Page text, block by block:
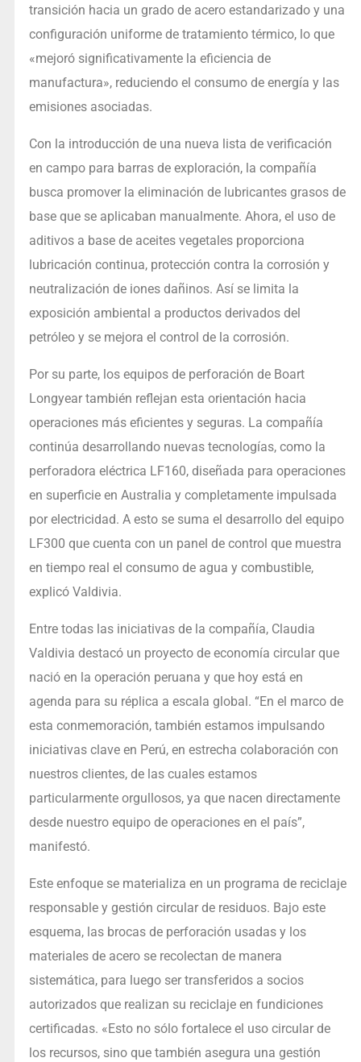
transición hacia un grado de acero estandarizado y una
configuración uniforme de tratamiento térmico, lo que
«mejoró significativamente la eficiencia de
manufactura», reduciendo el consumo de energía y las
emisiones asociadas.
Con la introducción de una nueva lista de verificación
en campo para barras de exploración, la compañía
busca promover la eliminación de lubricantes grasos de
base que se aplicaban manualmente. Ahora, el uso de
aditivos a base de aceites vegetales proporciona
lubricación continua, protección contra la corrosión y
neutralización de iones dañinos. Así se limita la
exposición ambiental a productos derivados del
petróleo y se mejora el control de la corrosión.
Por su parte, los equipos de perforación de Boart
Longyear también reflejan esta orientación hacia
operaciones más eficientes y seguras. La compañía
continúa desarrollando nuevas tecnologías, como la
perforadora eléctrica LF160, diseñada para operaciones
en superficie en Australia y completamente impulsada
por electricidad. A esto se suma el desarrollo del equipo
LF300 que cuenta con un panel de control que muestra
en tiempo real el consumo de agua y combustible,
explicó Valdivia.
Entre todas las iniciativas de la compañía, Claudia
Valdivia destacó un proyecto de economía circular que
nació en la operación peruana y que hoy está en
agenda para su réplica a escala global. “En el marco de
esta conmemoración, también estamos impulsando
iniciativas clave en Perú, en estrecha colaboración con
nuestros clientes, de las cuales estamos
particularmente orgullosos, ya que nacen directamente
desde nuestro equipo de operaciones en el país”,
manifestó.
Este enfoque se materializa en un programa de reciclaje
responsable y gestión circular de residuos. Bajo este
esquema, las brocas de perforación usadas y los
materiales de acero se recolectan de manera
sistemática, para luego ser transferidos a socios
autorizados que realizan su reciclaje en fundiciones
certificadas. «Esto no sólo fortalece el uso circular de
los recursos, sino que también asegura una gestión